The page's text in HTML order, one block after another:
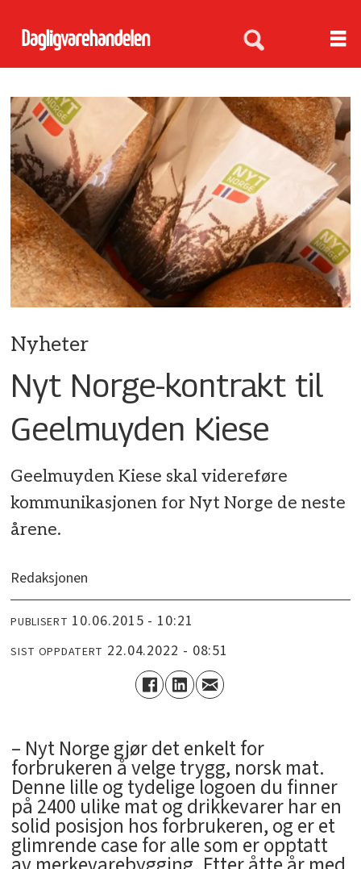
Nyheter
Nyt Norge-kontrakt til
Geelmuyden Kiese
Geelmuyden Kiese skal videreføre
kommunikasjonen for Nyt Norge de neste
årene.
Redaksjonen
PUBLISERT 10.06.2015 - 10:21
SIST OPPDATERT 22.04.2022 - 08:51
– Nyt Norge gjør det enkelt for
forbrukeren å velge trygg, norsk mat.
Denne lille og tydelige logoen du finner
på 2400 ulike mat og drikkevarer har en
solid posisjon hos forbrukeren, og er et
glimrende case for alle som er opptatt